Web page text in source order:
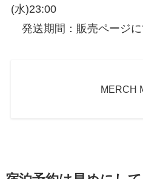
(水)23:00
発送期間：販売ページ
MERCH